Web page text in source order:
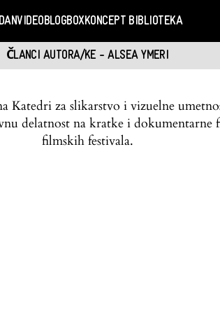
VIDEOBLOGBOXKONCEPT BIBLIOTEKA
ČLANCI AUTORA/KE - ALSEA YMERI
Katedri za slikarstvo i vizuelne
delatnost na kratke i
filmskih festivala.